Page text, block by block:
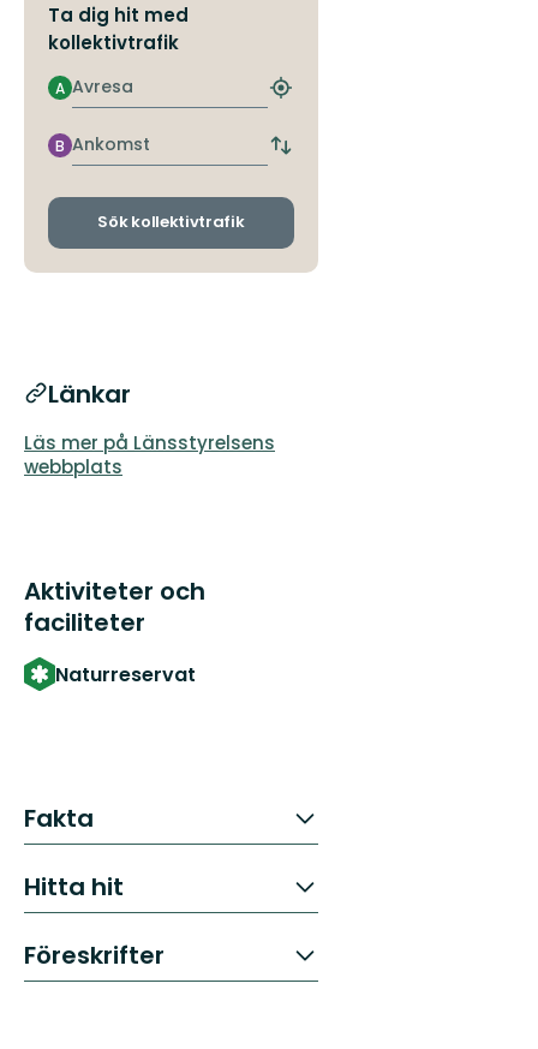
Ta dig hit med
kollektivtrafik
Avresa
A
Hitta
hållplats
Ankomst
B
Byt
och
Sök kollektivtrafik
Länkar
Läs mer på Länsstyrelsens
webbplats
Aktiviteter och
faciliteter
Naturreservat
Fakta
Hitta hit
Föreskrifter